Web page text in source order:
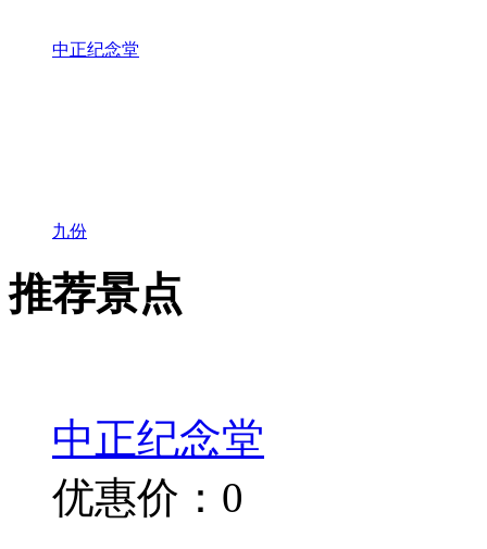
中正纪念堂
九份
推荐景点
中正纪念堂
优惠价：0